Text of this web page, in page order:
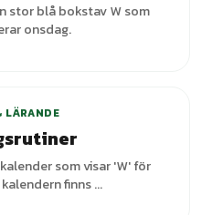
stor blå bokstav W som
onsdag.
LÄRANDE
som visar 'W' för
finns ...